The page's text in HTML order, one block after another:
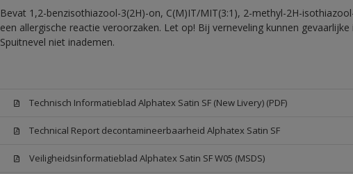
Bevat 1,2-benzisothiazool-3(2H)-on, C(M)IT/MIT(3:1), 2-methyl-2H-
een allergische reactie veroorzaken. Let op! Bij verneveling kunnen
Spuitnevel niet inademen.
Technisch Informatieblad Alphatex Satin SF (New Livery) (PDF)
Technical Report decontamineerbaarheid Alphatex Satin SF
Veiligheidsinformatieblad Alphatex Satin SF W05 (MSDS)